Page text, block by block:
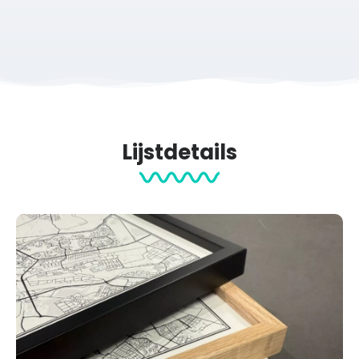
Houders zijn optioneel verkrijgbaar in zwart of naturel
Een compact en stijlvol aandenken aan jouw plek in Emmen.
Het tegeltje kan worden opgehangen met een optioneel
haakje of neergezet worden in de optionele standaard
(zwart of naturel).
Een uniek gepersonaliseerd cadeau
Destadskaart Emmenis een uniek gepersonaliseerd
Lijstdetails